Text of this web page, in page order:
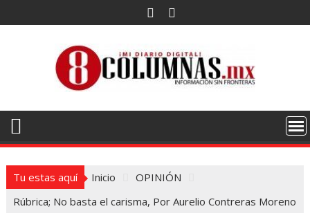
al
Tu estas aquí Inicio
OPINIÓN
Rúbrica; No basta el carisma, Por Aurelio Contreras Moreno